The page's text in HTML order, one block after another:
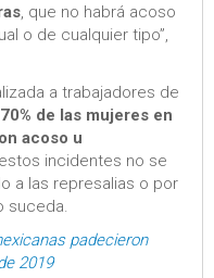
, que no habrá acoso
o de cualquier tipo”,
a trabajadores de
70% de las mujeres en
acoso u
estos incidentes no se
a las represalias o por
suceda.
padecieron
2019